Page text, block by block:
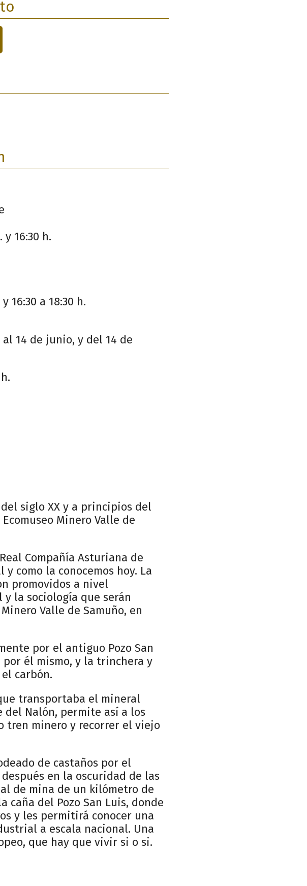
y 16:30 h.
16:30 a 18:30 h.
14 de junio, y del 14 de
siglo XX y a principios del
Minero Valle de
Compañía Asturiana de
como la conocemos hoy. La
promovidos a nivel
la sociología que serán
Valle de Samuño, en
por el antiguo Pozo San
por él mismo, y la trinchera y
carbón.
transportaba el mineral
del Nalón, permite así a los
tren minero y recorrer el viejo
de castaños por el
en la oscuridad de las
de mina de un kilómetro de
del Pozo San Luis, donde
y les permitirá conocer una
a escala nacional. Una
que hay que vivir si o si.